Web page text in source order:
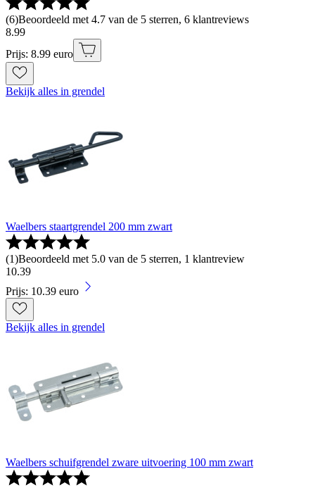
(6)Beoordeeld met 4.7 van de 5 sterren, 6 klantreviews
8.99
Prijs: 8.99 euro
Bekijk alles in grendel
Waelbers staartgrendel 200 mm zwart
(1)Beoordeeld met 5.0 van de 5 sterren, 1 klantreview
10.39
Prijs: 10.39 euro
Bekijk alles in grendel
Waelbers schuifgrendel zware uitvoering 100 mm zwart